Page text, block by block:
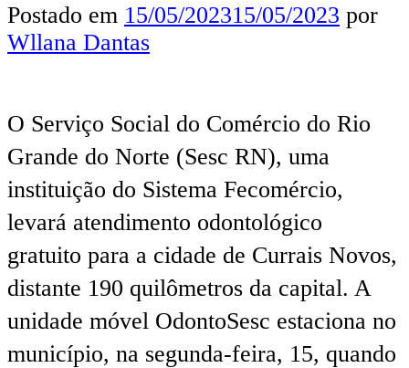
Postado em 15/05/202315/05/2023 por
Wllana Dantas
O Serviço Social do Comércio do Rio
Grande do Norte (Sesc RN), uma
instituição do Sistema Fecomércio,
levará atendimento odontológico
gratuito para a cidade de Currais Novos,
distante 190 quilômetros da capital. A
unidade móvel OdontoSesc estaciona no
município, na segunda-feira, 15, quando